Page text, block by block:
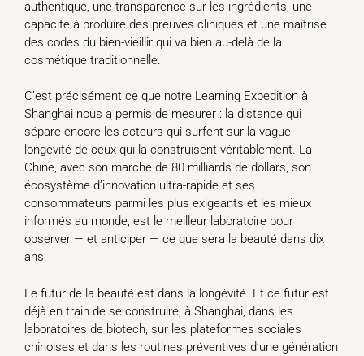
authentique, une transparence sur les ingrédients, une
capacité à produire des preuves cliniques et une maîtrise
des codes du bien-vieillir qui va bien au-delà de la
cosmétique traditionnelle.
C’est précisément ce que notre Learning Expedition à
Shanghai nous a permis de mesurer : la distance qui
sépare encore les acteurs qui surfent sur la vague
longévité de ceux qui la construisent véritablement. La
Chine, avec son marché de 80 milliards de dollars, son
écosystème d’innovation ultra-rapide et ses
consommateurs parmi les plus exigeants et les mieux
informés au monde, est le meilleur laboratoire pour
observer — et anticiper — ce que sera la beauté dans dix
ans.
Le futur de la beauté est dans la longévité. Et ce futur est
déjà en train de se construire, à Shanghai, dans les
laboratoires de biotech, sur les plateformes sociales
chinoises et dans les routines préventives d’une génération